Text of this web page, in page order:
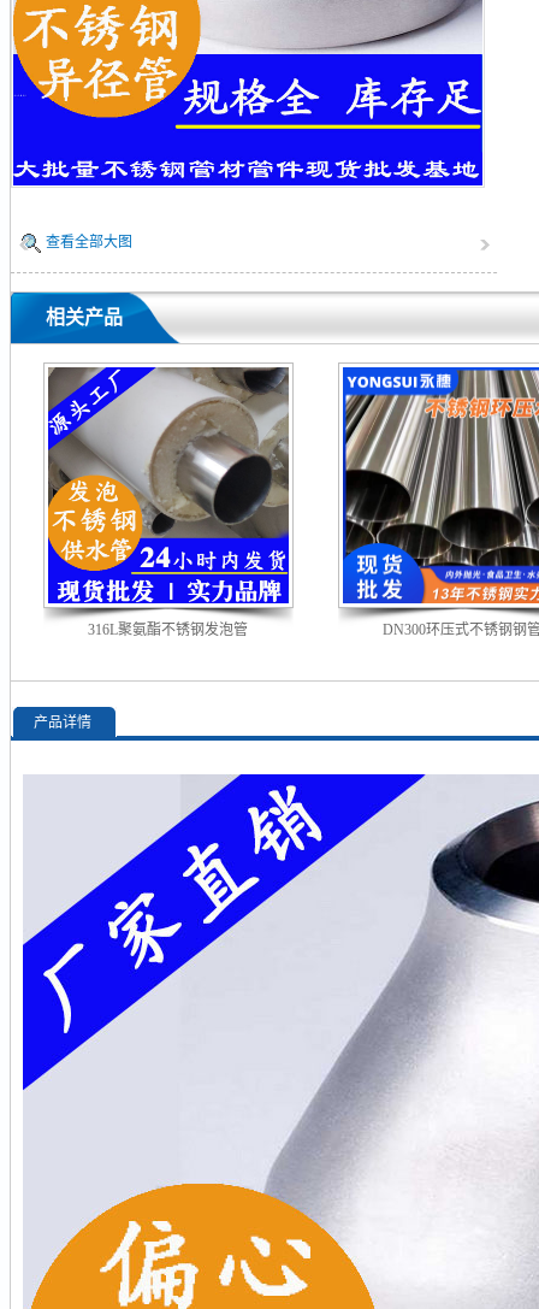
查看全部大图
相关产品
316L聚氨酯不锈钢发泡管 DN300环压式不锈钢钢
产品详情